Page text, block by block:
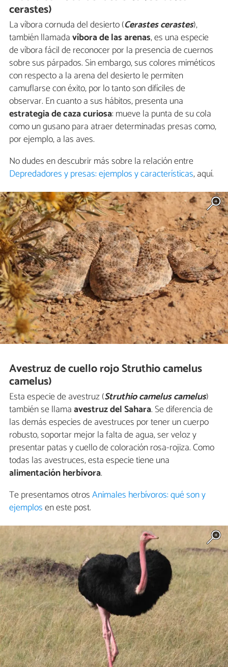
cerastes)
La víbora cornuda del desierto (Cerastes cerastes),
también llamadavíbora de las arenas, es una especie
de víbora fácil de reconocer por la presencia de cuernos
sobre sus párpados. Sin embargo, sus colores miméticos
con respecto a la arena del desierto le permiten
camuflarse con éxito, por lo tanto son difíciles de
observar. En cuanto a sus hábitos, presenta una
estrategia de caza curiosa: mueve la punta de su cola
como un gusano para atraer determinadas presas como,
por ejemplo, a las aves.
No dudes en descubrir más sobre la relación entre
Depredadores y presas: ejemplos y características, aquí.
Avestruz de cuello rojo Struthio camelus
camelus)
Esta especie de avestruz (Struthio camelus camelus)
también se llamaavestruz del Sahara. Se diferencia de
las demás especies de avestruces por tener un cuerpo
robusto, soportar mejor la falta de agua, ser veloz y
presentar patas y cuello de coloración rosa-rojiza. Como
todas las avestruces, esta especie tiene una
alimentación herbívora.
Te presentamos otrosAnimales herbívoros: qué son y
ejemplosen este post.